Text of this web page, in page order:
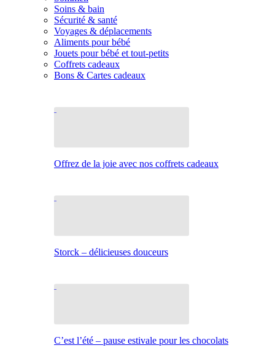
Soins & bain
Sécurité & santé
Voyages & déplacements
Aliments pour bébé
Jouets pour bébé et tout-petits
Coffrets cadeaux
Bons & Cartes cadeaux
Offrez de la joie avec nos coffrets cadeaux
Storck – délicieuses douceurs
C’est l’été – pause estivale pour les chocolats